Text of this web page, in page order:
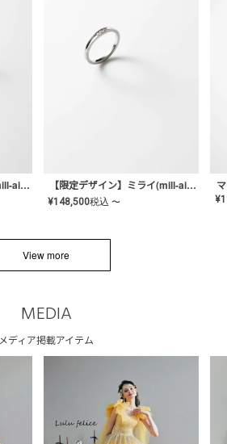
【限定デザイン】ミライ(mill-ai)リング 【限定デザイン】ミライ(mill-ai)リング
¥148,500税込 〜 ¥
View more
MEDIA
メディア掲載アイテム